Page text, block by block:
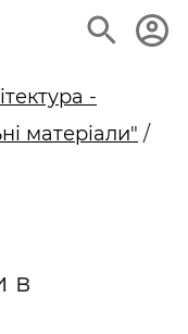
-
матеріали" /
в